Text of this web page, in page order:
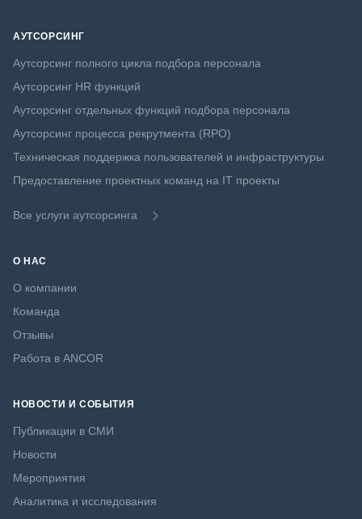
АУТСОРСИНГ
Аутсорсинг полного цикла подбора персонала
Аутсорсинг HR функций
Аутсорсинг отдельных функций подбора персонала
Аутсорсинг процесса рекрутмента (RPO)
Техническая поддержка пользователей и инфраструктуры
Предоставление проектных команд на IT проекты
Все услуги аутсорсинга
О НАС
О компании
Команда
Отзывы
Работа в ANCOR
НОВОСТИ И СОБЫТИЯ
Публикации в СМИ
Новости
Мероприятия
Аналитика и исследования